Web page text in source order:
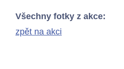
Všechny fotky z akce:
zpět na akci